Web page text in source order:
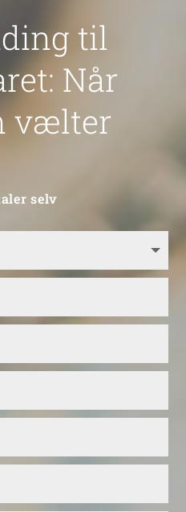
til
Når
vælter
selv